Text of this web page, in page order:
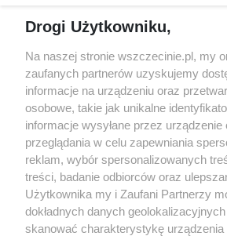
targi
Wernisaże
Więcej
Partnerzy
Drogi Użytkowniku,
Na naszej stronie wszczecinie.pl, my
zaufanych partnerów uzyskujemy
informacje na urządzeniu oraz
osobowe, takie jak unikalne
informacje wysyłane przez urządzenie
przeglądania w celu zapewniania
reklam, wybór spersonalizowanych
treści, badanie odbiorców oraz
Użytkownika my i Zaufani Partnerzy
dokładnych danych
skanować charakterystykę urządzenia